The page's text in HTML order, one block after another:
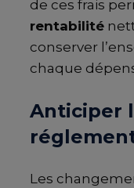
de ces frais
rentabilité
conserver
chaque
Anticiper
Les